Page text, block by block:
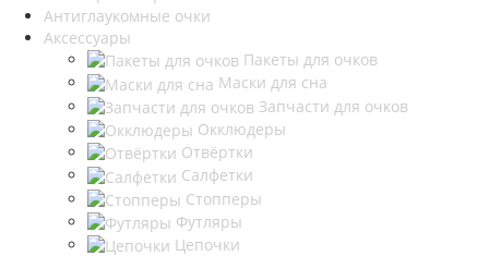
Антиглаукомные очки
Аксессуары
Пакеты для очков
Маски для сна
Запчасти для очков
Окклюдеры
Отвёртки
Салфетки
Стопперы
Футляры
Цепочки